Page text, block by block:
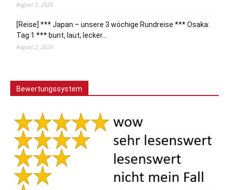
August 3, 2026
[Reise] *** Japan – unsere 3 wöchige Rundreise *** Osaka:
Tag 1 *** bunt, laut, lecker…
August 2, 2026
Bewertungssystem